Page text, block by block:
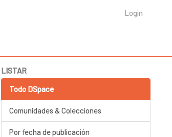
Login
LISTAR
Todo DSpace
Comunidades & Colecciones
Por fecha de publicación